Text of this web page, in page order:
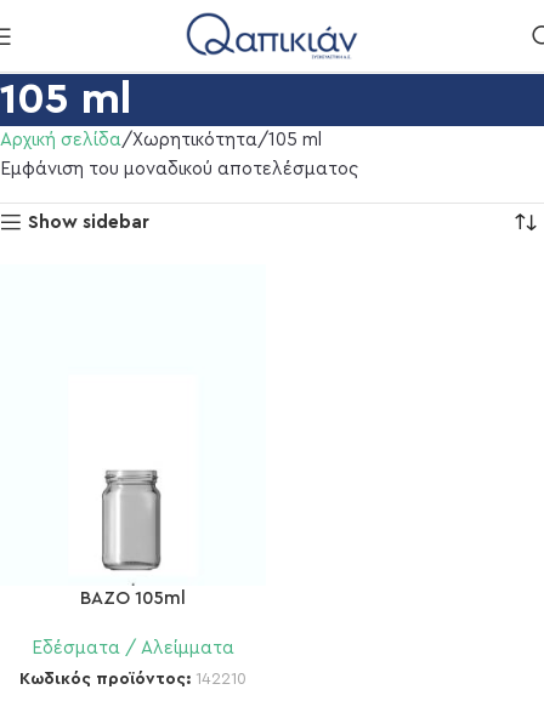
105 ml
Αρχική σελίδα Χωρητικότητα 105 ml
Εμφάνιση του μοναδικού αποτελέσματος
Show sidebar
BAZO 105ml
Εδέσματα / Αλείμματα
Κωδικός προϊόντος: 142210